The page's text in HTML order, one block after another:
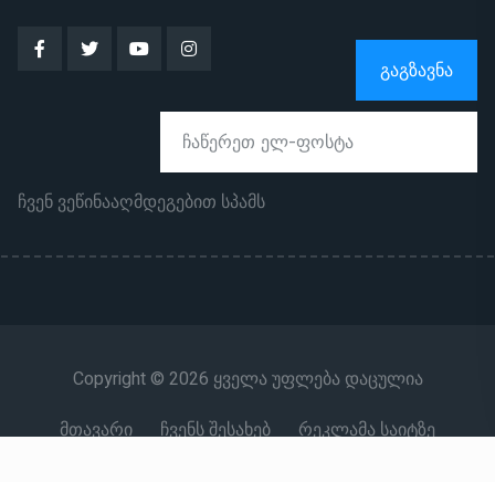
ᲒᲐᲒᲖᲐᲕᲜᲐ
ჩვენ ვეწინააღმდეგებით სპამს
Copyright © 2026 ყველა უფლება დაცულია
მთავარი
ჩვენს შესახებ
რეკლამა საიტზე